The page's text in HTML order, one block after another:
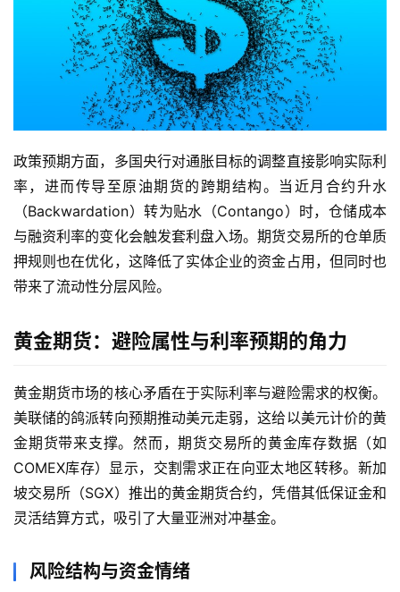
政策预期方面，多国央行对通胀目标的调整直接影响实际利
率，进而传导至原油期货的跨期结构。当近月合约升水
（Backwardation）转为贴水（Contango）时，仓储成本
与融资利率的变化会触发套利盘入场。期货交易所的仓单质
押规则也在优化，这降低了实体企业的资金占用，但同时也
带来了流动性分层风险。
黄金期货：避险属性与利率预期的角力
黄金期货市场的核心矛盾在于实际利率与避险需求的权衡。
美联储的鸽派转向预期推动美元走弱，这给以美元计价的黄
金期货带来支撑。然而，期货交易所的黄金库存数据（如
COMEX库存）显示，交割需求正在向亚太地区转移。新加
坡交易所（SGX）推出的黄金期货合约，凭借其低保证金和
灵活结算方式，吸引了大量亚洲对冲基金。
风险结构与资金情绪